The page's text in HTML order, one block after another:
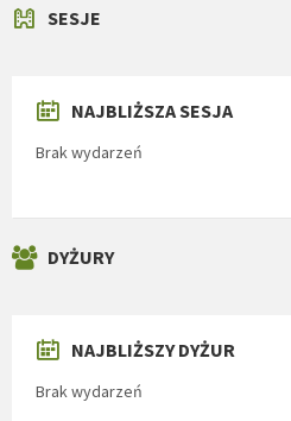
SESJE
NAJBLIŻSZA SESJA
Brak wydarzeń
DYŻURY
NAJBLIŻSZY DYŻUR
Brak wydarzeń